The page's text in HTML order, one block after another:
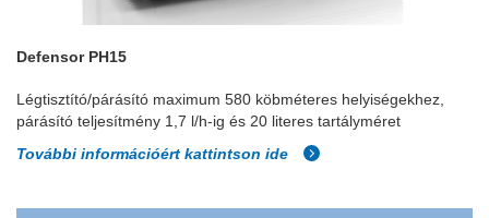
Defensor PH15
Légtisztító/párásító maximum 580 köbméteres helyiségekhez,
párásító teljesítmény 1,7 l/h-ig és 20 literes tartályméret
További információért kattintson ide